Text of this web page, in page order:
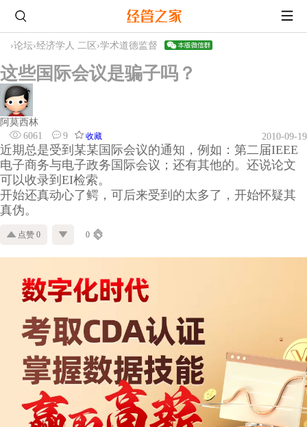
›论坛›经济学人 二区 ›学术道德监督
这些国际会议是骗子吗？
阿莫西林
6061
9 收藏 2010-09-19
近期总是受到某某国际会议的通知，例如：第二届IEEE
电子商务与电子政务国际会议；还有其他的。还说论文
可以收录到EI检索。
开始还真动心了鳄，可后来受到的太多了，开始怀疑其
真伪。
点赞 0 0